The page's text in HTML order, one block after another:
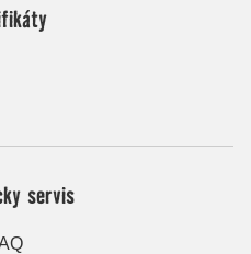
servis